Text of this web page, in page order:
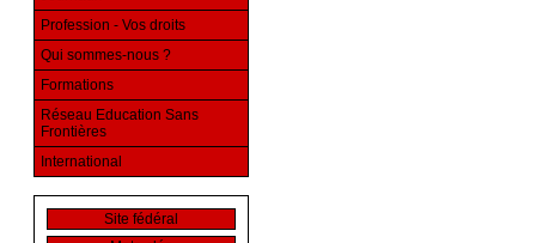
Profession - Vos droits
Qui sommes-nous ?
Formations
Réseau Education Sans
Frontières
International
Site fédéral